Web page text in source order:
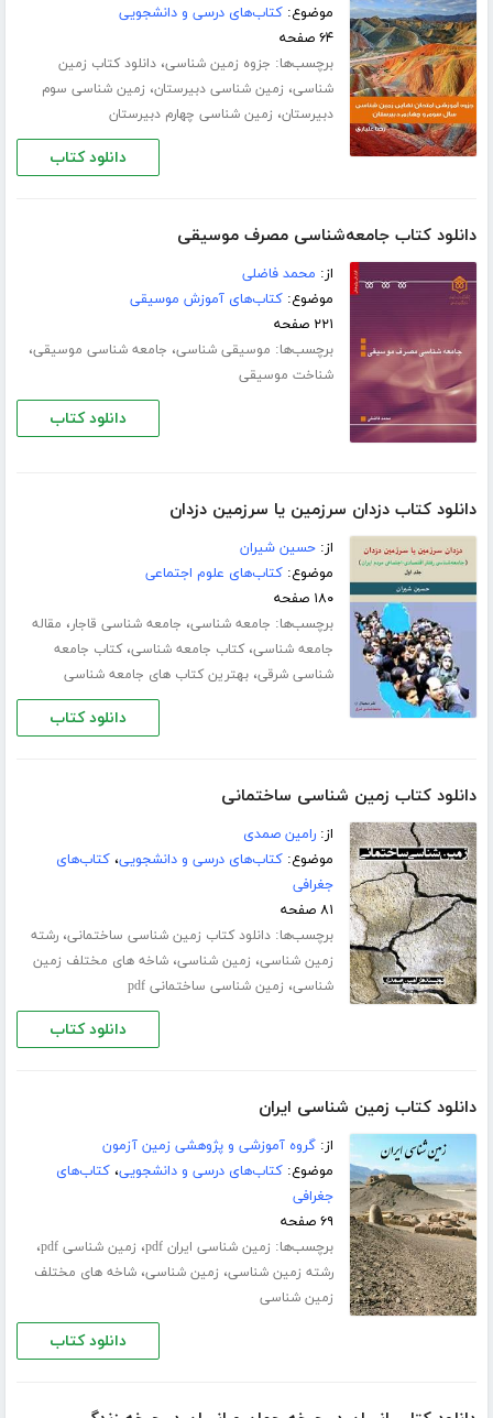
موضوع:کتاب‌های درسی و دانشجویی
۶۴ صفحه
برچسب‌ها: جزوه زمین شناسی،دانلود کتاب زمین
شناسی، زمین شناسی دبیرستان، زمین شناسی سوم
دبیرستان، زمین شناسی چهارم دبیرستان
دانلود کتاب
دانلود کتاب جامعه‌شناسی مصرف موسیقی
از: محمد فاضلی
موضوع:کتاب‌های آموزش موسیقی
۲۲۱ صفحه
برچسب‌ها: موسیقی شناسی، جامعه شناسی موسیقی،
شناخت موسیقی
دانلود کتاب
دانلود کتاب دزدان سرزمین یا سرزمین دزدان
از:حسین شیران
موضوع:کتاب‌های علوم اجتماعی
۱۸۰ صفحه
برچسب‌ها: جامعه شناسی، جامعه شناسی قاجار، مقاله
جامعه شناسی،کتاب جامعه شناسی،کتاب جامعه
شناسی شرقی،بهترین کتاب های جامعه شناسی
دانلود کتاب
دانلود کتاب زمین شناسی ساختمانی
از:رامین صمدی
موضوع:کتاب‌های درسی و دانشجویی،کتاب‌های
جغرافی
۸۱ صفحه
برچسب‌ها:دانلود کتاب زمین شناسی ساختمانی،رشته
زمین شناسی، زمین شناسی،شاخه های مختلف زمین
شناسی، زمین شناسی ساختمانی pdf
دانلود کتاب
دانلود کتاب زمین شناسی ایران
از:گروه آموزشی و پژوهشی زمین آزمون
موضوع:کتاب‌های درسی و دانشجویی،کتاب‌های
جغرافی
۶۹ صفحه
برچسب‌ها: زمین شناسی ایران pdf ، زمین شناسی pdf ،
رشته زمین شناسی، زمین شناسی،شاخه های مختلف
زمین شناسی
دانلود کتاب